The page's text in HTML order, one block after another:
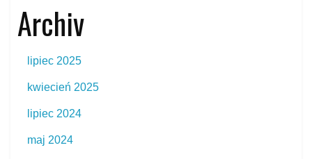
Archiv
lipiec 2025
kwiecień 2025
lipiec 2024
maj 2024